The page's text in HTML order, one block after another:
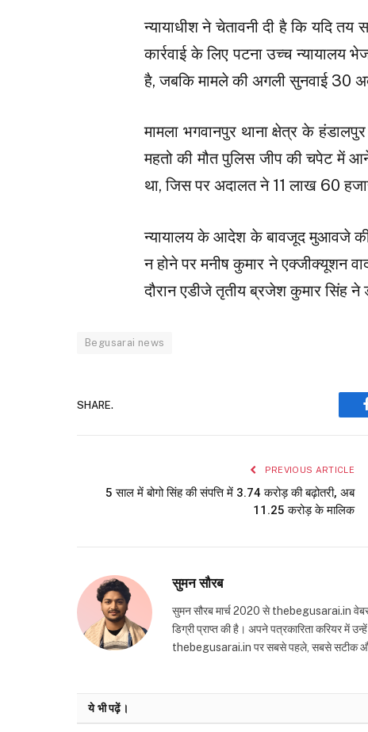
न्यायाधीश ने चेतावनी दी है कि यदि तय
कार्रवाई के लिए पटना उच्च न्यायालय
है, जबकि मामले की अगली सुनवाई 30
मामला भगवानपुर थाना क्षेत्र के
महतो की मौत पुलिस जीप की चपेट में
था, जिस पर अदालत ने 11 लाख 60
न्यायालय के आदेश के बावजूद मुआवजे
न होने पर मनीष कुमार ने एक्जीक्यूशन
दौरान एडीजे तृतीय ब्रजेश कुमार सिंह ने
Begusarai news
SHARE.
PREVIOUS ARTICLE
5 साल में बोगो सिंह की संपत्ति में 3.74 करोड़ की बढ़ोतरी, अब
11.25 करोड़ के मालिक
सुमन सौरब
सुमन सौरब मार्च 2020 से thebegusarai.in
डिग्री प्राप्त की है। अपने पत्रकारिता करियर में
thebegusarai.in पर सबसे पहले, सबसे सटीक और
ये भी पढ़ें।